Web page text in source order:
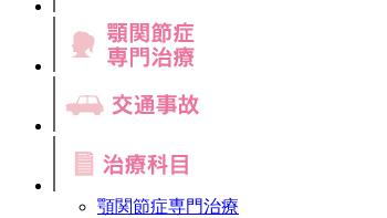
顎関節症専門治療